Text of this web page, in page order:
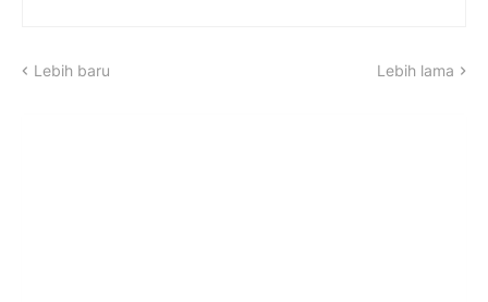
Lebih baru Lebih lama